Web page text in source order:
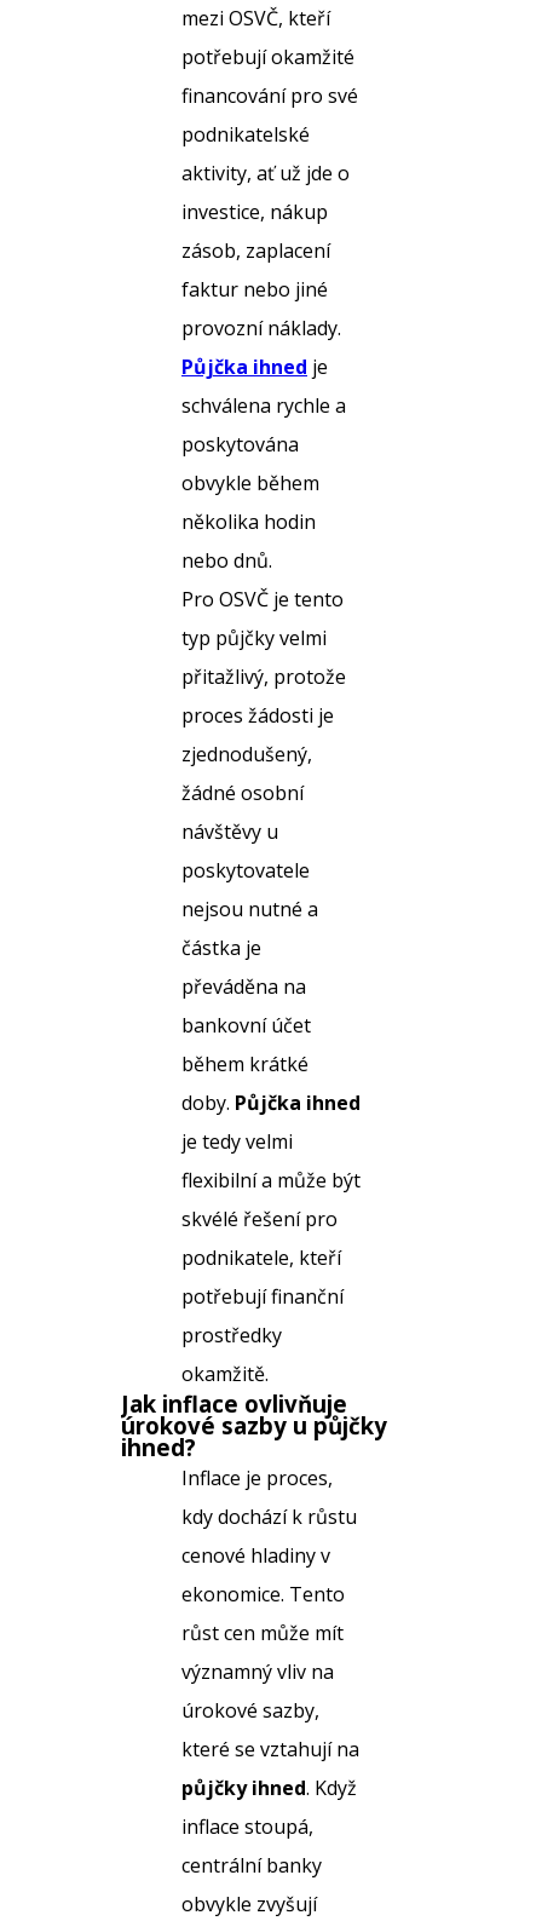
mezi OSVČ, kteří
potřebují okamžité
financování pro své
podnikatelské
aktivity, ať už jde o
investice, nákup
zásob, zaplacení
faktur nebo jiné
provozní náklady.
Půjčka ihned je
schválena rychle a
poskytována
obvykle během
několika hodin
nebo dnů.
Pro OSVČ je tento
typ půjčky velmi
přitažlivý, protože
proces žádosti je
zjednodušený,
žádné osobní
návštěvy u
poskytovatele
nejsou nutné a
částka je
převáděna na
bankovní účet
během krátké
doby. Půjčka ihned
je tedy velmi
flexibilní a může být
skvélé řešení pro
podnikatele, kteří
potřebují finanční
prostředky
okamžitě.
Jak inflace ovlivňuje
úrokové sazby u půjčky
ihned?
Inflace je proces,
kdy dochází k růstu
cenové hladiny v
ekonomice. Tento
růst cen může mít
významný vliv na
úrokové sazby,
které se vztahují na
půjčky ihned. Když
inflace stoupá,
centrální banky
obvykle zvyšují